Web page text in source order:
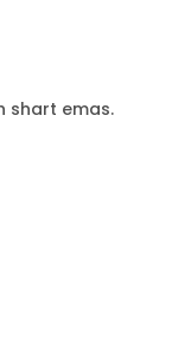
shart emas.